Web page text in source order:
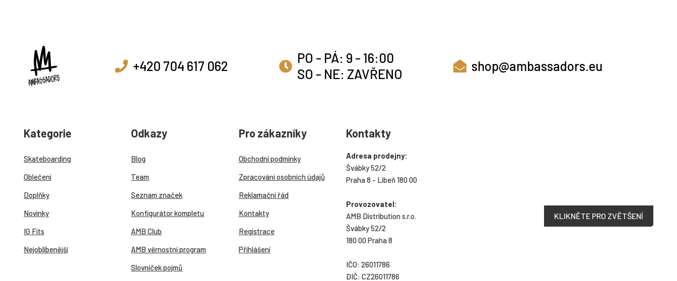
+420 704 617 062
PO - PÁ: 9 - 16:00
SO - NE: ZAVŘENO
shop@ambassadors.eu
Kategorie
Skateboarding
Oblečení
Doplňky
Novinky
IG Fits
Nejoblíbenější
Odkazy
Blog
Team
Seznam značek
Konfigurátor kompletu
AMB Club
AMB věrnostní program
Slovníček pojmů
Pro zákazníky
Obchodní podmínky
Zpracování osobních údajů
Reklamační řád
Kontakty
Registrace
Přihlášení
Kontakty
Adresa prodejny:
Švábky 52/2
Praha 8 - Libeň 180 00
Provozovatel:
AMB Distribution s.r.o.
Švábky 52/2
180 00 Praha 8
IČO: 26011786
DIČ: CZ26011786
KLIKNĚTE PRO ZVĚTŠENÍ